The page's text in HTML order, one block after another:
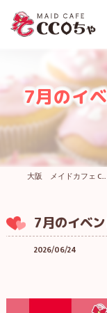
7月のイ
大阪 メイドカフェ CCOちゃ
7月のイベ
2026/06/24